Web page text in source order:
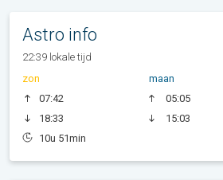
Astro info
22:39 lokale tijd
zon
07:42
18:33
10u 51min
maan
05:05
15:03